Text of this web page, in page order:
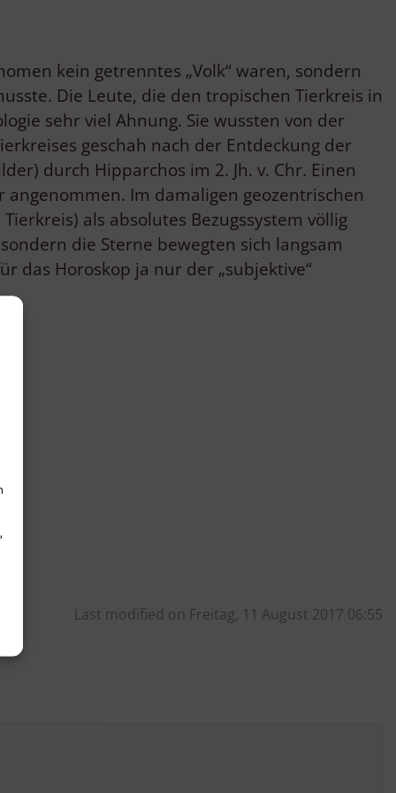
kein getrenntes „Volk“ waren, sondern
Die Leute, die den tropischen Tierkreis in
sehr viel Ahnung. Sie wussten von der
geschah nach der Entdeckung der
durch Hipparchos im 2. Jh. v. Chr. Einen
Im damaligen geozentrischen
als absolutes Bezugssystem völlig
die Sterne bewegten sich langsam
das Horoskop ja nur der „subjektive“
Last modified on Freitag, 11 August 2017 06:55